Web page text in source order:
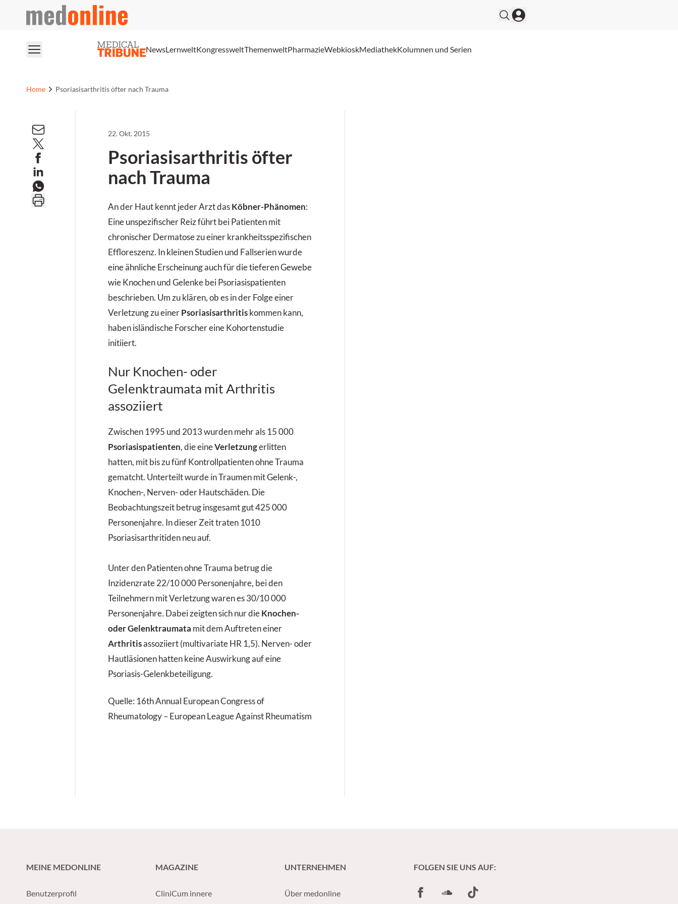
medonline
NewsLernweltKongressweltThemenweltPharmazieWebkioskMediathekKolumnen und Serien
Home Psoriasisarthritis öfter nach Trauma
22. Okt. 2015
Psoriasisarthritis öfter
nach Trauma
An der Haut kennt jeder Arzt das Köbner-Phänomen:
Eine unspezifischer Reiz führt bei Patienten mit
chronischer Dermatose zu einer krankheitsspezifischen
Effloreszenz. In kleinen Studien und Fallserien wurde
eine ähnliche Erscheinung auch für die tieferen Gewebe
wie Knochen und Gelenke bei Psoria­sispatienten
beschrieben. Um zu klären, ob es in der Folge einer
Verletzung zu einer Psoriasisarthritis kommen kann,
haben isländische Forscher eine Kohortenstudie
initiiert.
Nur Knochen- oder
Gelenktraumata mit Arthritis
assoziiert
Zwischen 1995 und 2013 wurden mehr als 15 000
Psoriasispatienten, die eineVerletzungerlitten
hatten, mit bis zu fünf Kontrollpatienten ohne Trauma
gematcht. Unterteilt wurde in Traumen mit Gelenk-,
Knochen-, Nerven- oder Hautschäden. Die
Beobachtungszeit betrug insgesamt gut 425 000
Personenjahre. In dieser Zeit traten 1010
Psoriasisarthritiden neu auf.
Unter den Patienten ohne Trauma betrug die
Inzidenzrate 22/10 000 Personenjahre, bei den
Teilnehmern mit Verletzung waren es 30/10 000
Personenjahre. Dabei zeigten sich nur die Knochen-
oder Gelenktraumata mit dem Auftreten einer
Arthritisassoziiert (multivariate HR 1,5). Nerven- oder
Hautläsionen hatten keine Auswirkung auf eine
Psoriasis-Gelenkbeteiligung.
Quelle: 16th Annual European Congress of
Rheumatology – European League Against Rheumatism
MEINE MEDONLINE
Benutzerprofil
MAGAZINE
CliniCum innere
UNTERNEHMEN
Über medonline
FOLGEN SIE UNS AUF:
FacebookSoundCloud
TikTok